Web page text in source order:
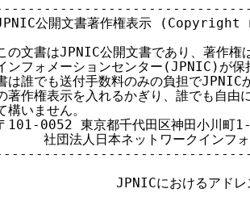
アドレス空間管理ポリシ


              社団法人日本ネットワークインフォメーションセンター
                          最終更新 2000年  10月 13日
                          有効期限 2000年  12月 31日


＊本文書について＊

    この文書は、2000年  1月 29日より有効となります。

        本文書は、JPNICにおけるIPアドレスの割り振りや割り当てに関するポリ
        シをまとめたものです。

        まず本文書をご一読のうえ、他のアドレス割り当てに関する一連のJPNIC
        文書をお読みください。


＊目次＊

  0. この文書について
    0.1. この文書の構成
  1. はじめに
  2. 本文書が対象とする範囲
  3. アドレス空間分配の階層構造
  4. 定義
    4.1. インターネットレジストリ(IR)
      4.1.1. 地域インターネットレジストリ(RIR)
      4.1.2. 国別インターネットレジストリ(NIR)
      4.1.3. ローカルインターネットレジストリ(LIR)
    4.2. JPNIC会員
    4.3. 割り振られた／割り当てられたアドレス空間
      4.3.1. 割り振り
      4.3.2. 割り当て
  5. アドレス空間管理の目標
    5.1 目標
      5.1.1. 一意性
      5.1.2. 登録
      5.1.3. 経路の集成
      5.1.4. アドレスの節約
      5.1.5. 公平性
    5.2 目標の衝突
  6. ポリシを取り巻く環境
    6.1. 経路制御可能かどうかは保証されない
    6.2. 予測不可能な成長率
    6.3. 責任の共有
      6.3.1 顧客との適切な契約
      6.3.2 誠実さ
    6.4. 公平性
    6.5. 専門知識のさまざまなレベル
    6.6. IPアドレスは所有物ではない
    6.7 使用量を上回るアドレス空間蓄積の防止
    6.8. 効率的技術に基づいた評価
    6.9. 最小割り振りサイズ
    6.10. 根拠資料
    6.11. 機密性
  7. 割り振りと割り当てのポリシ
    7.1. 首尾一貫したアドレス管理ポリシの採用
    7.2. アドレス空間のリース
    7.3. 正確な申請書に基づく申請処理
    7.4. 安全性と機密性
      7.4.1. 情報登録のためのアクセスコントロール
    7.5. 公平な申請処理
    7.6. 割り振りの一般的要件
    7.7. 最初の割り振りのスロースタート
      7.7.1. スロースタートの例外
    7.8. 追加割り振りの基準
      7.8.1. 連続した割り振りは保証されない
    7.9. JPNIC会員のためのアサインメントウィンドウ
    7.10. 割り振りを全て使用したJPNIC会員
      7.10.1. 特殊な状況・大きな割り当て
    7.11. 予約は割り当てとみなされない
    7.12. プロバイダ集成可能アドレスの推奨
      7.12.1. プロバイダ非依存アドレス空間の割り当て元
    7.13. 経路集成を促進するためのリナンバリング
    7.14. プライベートアドレス
    7.15. 割り当てアドレスの使用見積り
    7.16. 複数のIRにアドレス空間を申請する組織
    7.17. 登録の必要性
      7.17.1. 登録情報の更新
      7.17.2. 連絡担当者の登録
    7.18. in-addr.arpa資源レコード維持の責任
    7.19. 割り振りと割り当ての有効性
    7.20. アドレス空間の譲渡
    7.21. JPNIC会員の合併、買収の割り振りへの影響
    7.22. 業務委任の停止
  8. 特定のケース
    8.1. 静的な割り当て
      8.1.1. 静的なダイアルアップ接続
      8.1.2. ケーブルネットワーク
      8.1.3. バーチャルホスト
    8.2. IPアンナンバード
  9. 謝辞


0. この文書について

        本文書は、JPNICにおけるIPアドレス(以下「アドレス」)の割り振りや割
        り当てに関するポリシをまとめたものです。

        まず本文書をご一読のうえ、他のアドレス割り当てに関する一連のJPNIC
        文書をお読みください。

        本文書では、具体的なアドレス割り当ての申請手続きについては一切述
        べていません。これについては以下で提示される文書に詳しい解説がな
        されていますので、それらの文書を参照してください。

          『業務委任会員のIPアドレス割り振り／返却申請手続きについて』

          『IPアドレス割り当て報告申請処理について(業務委任会員ネットワーク用)』

          『IPアドレス割り当て報告申請処理について(ユーザネットワーク用)』

          『IPアドレス割り当てにおけるJPNIC審議について』

          『IPアドレスリナンバ申請について(業務委任会員ネットワーク用)』

          『IPアドレスリナンバ申請について(ユーザネットワーク用)』』

          『割り当て済みIPアドレスの返却申請処理について』


        なお、本文書に記述された内容が効力を持つのは、本文書冒頭に示され
        た有効期限までの期間です。有効期限を過ぎた場合には、本文書の改定
        版を参照してください。

        本文書で解説するのは、1999年9月の時点でのアドレスの管理と割り当て
        に関するものであり、文書中で「現在」とあるのは、1999年9月を指すも
        のとします。

        本文書および関連する文書を読む際には、有効期限が過ぎていないこと
        を確認してください。


  0.1. この文書の構成

        本文書の構成は以下の通りです。

          ・ 第1節「はじめに」
              このJPNICポリシの目的について解説

          ・ 第2節「本文書が対象とする範囲」
              この文書で解説および説明する範囲に関する解説

          ・ 第3節「アドレス空間分配の階層構造」
              インターネットコミュニティーにおけるアドレス空間分解の階層
              構造に関する解説

          ・ 第4節「定義」
              本文書を読むにあたっての言葉の定義についての解説

          ・ 第5節「アドレス空間管理の目標」
              アドレス空間を管理することの目的についての解説

          ・ 第6節「ポリシを取り巻く環境」
              このJPNICポリシの策定にあたって要因となるさまざまな環境に
              ついての解説

          ・ 第7節「割り振りと割り当てのポリシ」
              JPNICにおけるアドレス割り振りと割り当てに関するポリシに関
              する解説

          ・ 第8節「特定のケース」
              特別な割り振りや割り当てに関連ことがらについての解説


1. はじめに

        日本ネットワークインフォメーションセンター(以下「JPNIC」)は、
        APNIC(Asia Pacific Network Information Center)のコンフェデレーシ
        ョンメンバとして日本国内で機能している、非営利の国別インターネッ
        トレジストリである。

        JPNICはパブリックなインターネットアドレス空間を分配し、この分配を
        管理するためのポリシを立案・実施している。

        この文書に記述されているポリシは、JPNICをはじめとする、日本国内で
        機能している全てのインターネットレジストリが実施するものとして、
        アジア太平洋地域及び日本国内のインターネットコミュニティが作って
        きたものである。

        現在、インターネットレジストリは、互いに自己